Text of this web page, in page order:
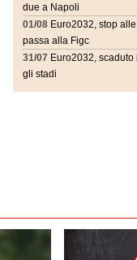
due a Napoli
01/08 Euro2032, stop
passa alla Figc
31/07 Euro2032,
gli stadi